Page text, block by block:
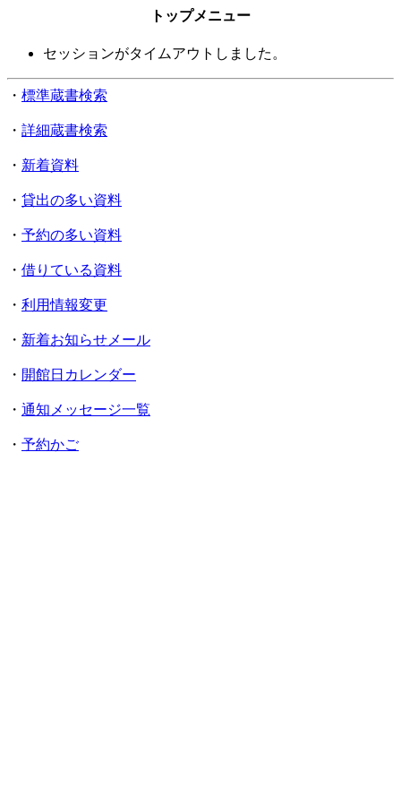
トップメニュー
セッションがタイムアウトしました。
・ 標準蔵書検索
・ 詳細蔵書検索
・ 新着資料
・ 貸出の多い資料
・ 予約の多い資料
・ 借りている資料
・ 利用情報変更
・ 新着お知らせメール
・ 開館日カレンダー
・ 通知メッセージ一覧
・ 予約かご